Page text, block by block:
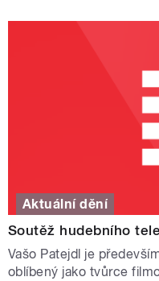
Aktuální dění
Soutěž hudebního
Vašo Patejdl je
oblíbený jako tvůrce